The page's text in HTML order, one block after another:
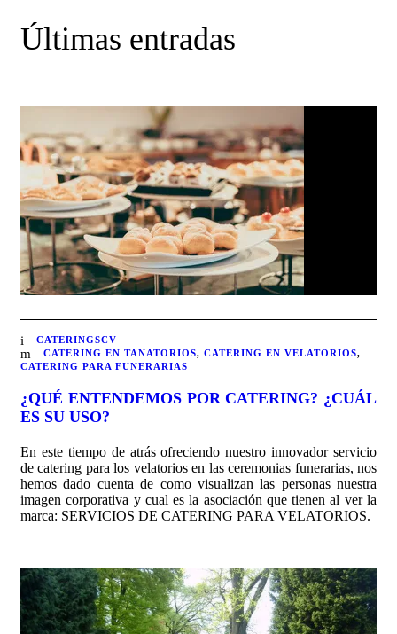
Últimas entradas
CATERINGSCV
CATERING EN TANATORIOS, CATERING EN VELATORIOS,
CATERING PARA FUNERARIAS
¿QUÉ ENTENDEMOS POR CATERING? ¿CUÁL
ES SU USO?
En este tiempo de atrás ofreciendo nuestro innovador servicio
de catering para los velatorios en las ceremonias funerarias, nos
hemos dado cuenta de como visualizan las personas nuestra
imagen corporativa y cual es la asociación que tienen al ver la
marca: SERVICIOS DE CATERING PARA VELATORIOS.